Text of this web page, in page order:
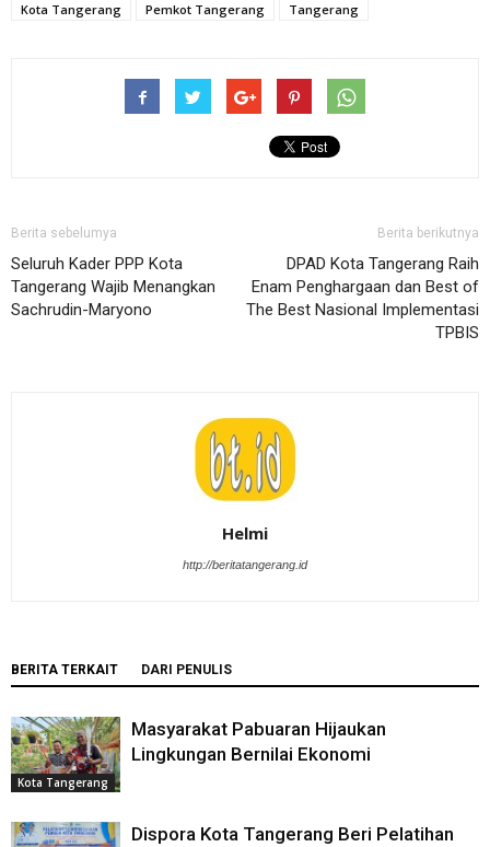
Kota Tangerang
Pemkot Tangerang Tangerang
Berita sebelumya
Seluruh Kader PPP Kota
Tangerang Wajib Menangkan
Sachrudin-Maryono
Berita berikutnya
DPAD Kota Tangerang Raih
Enam Penghargaan dan Best of
The Best Nasional Implementasi
TPBIS
Helmi
http://beritatangerang.id
BERITA TERKAIT DARI PENULIS
Kota Tangerang
Masyarakat Pabuaran Hijaukan
Lingkungan Bernilai Ekonomi
Dispora Kota Tangerang Beri Pelatihan